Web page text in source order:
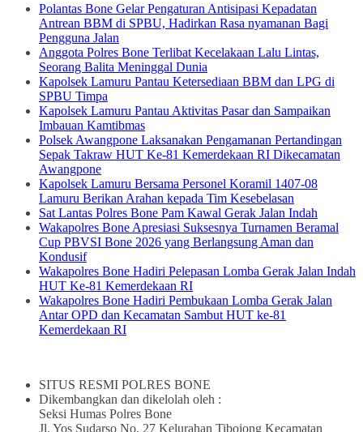
Polantas Bone Gelar Pengaturan Antisipasi Kepadatan
Antrean BBM di SPBU, Hadirkan Rasa nyamanan Bagi
Pengguna Jalan
Anggota Polres Bone Terlibat Kecelakaan Lalu Lintas,
Seorang Balita Meninggal Dunia
Kapolsek Lamuru Pantau Ketersediaan BBM dan LPG di
SPBU Timpa
Kapolsek Lamuru Pantau Aktivitas Pasar dan Sampaikan
Imbauan Kamtibmas
Polsek Awangpone Laksanakan Pengamanan Pertandingan
Sepak Takraw HUT Ke-81 Kemerdekaan RI Dikecamatan
Awangpone
Kapolsek Lamuru Bersama Personel Koramil 1407-08
Lamuru Berikan Arahan kepada Tim Kesebelasan
Sat Lantas Polres Bone Pam Kawal Gerak Jalan Indah
Wakapolres Bone Apresiasi Suksesnya Turnamen Beramal
Cup PBVSI Bone 2026 yang Berlangsung Aman dan
Kondusif
Wakapolres Bone Hadiri Pelepasan Lomba Gerak Jalan Indah
HUT Ke-81 Kemerdekaan RI
Wakapolres Bone Hadiri Pembukaan Lomba Gerak Jalan
Antar OPD dan Kecamatan Sambut HUT ke-81
Kemerdekaan RI
SITUS RESMI POLRES BONE
Dikembangkan dan dikelolah oleh :
Seksi Humas Polres Bone
Jl. Yos Sudarso No. 27 Kelurahan Tibojong Kecamatan